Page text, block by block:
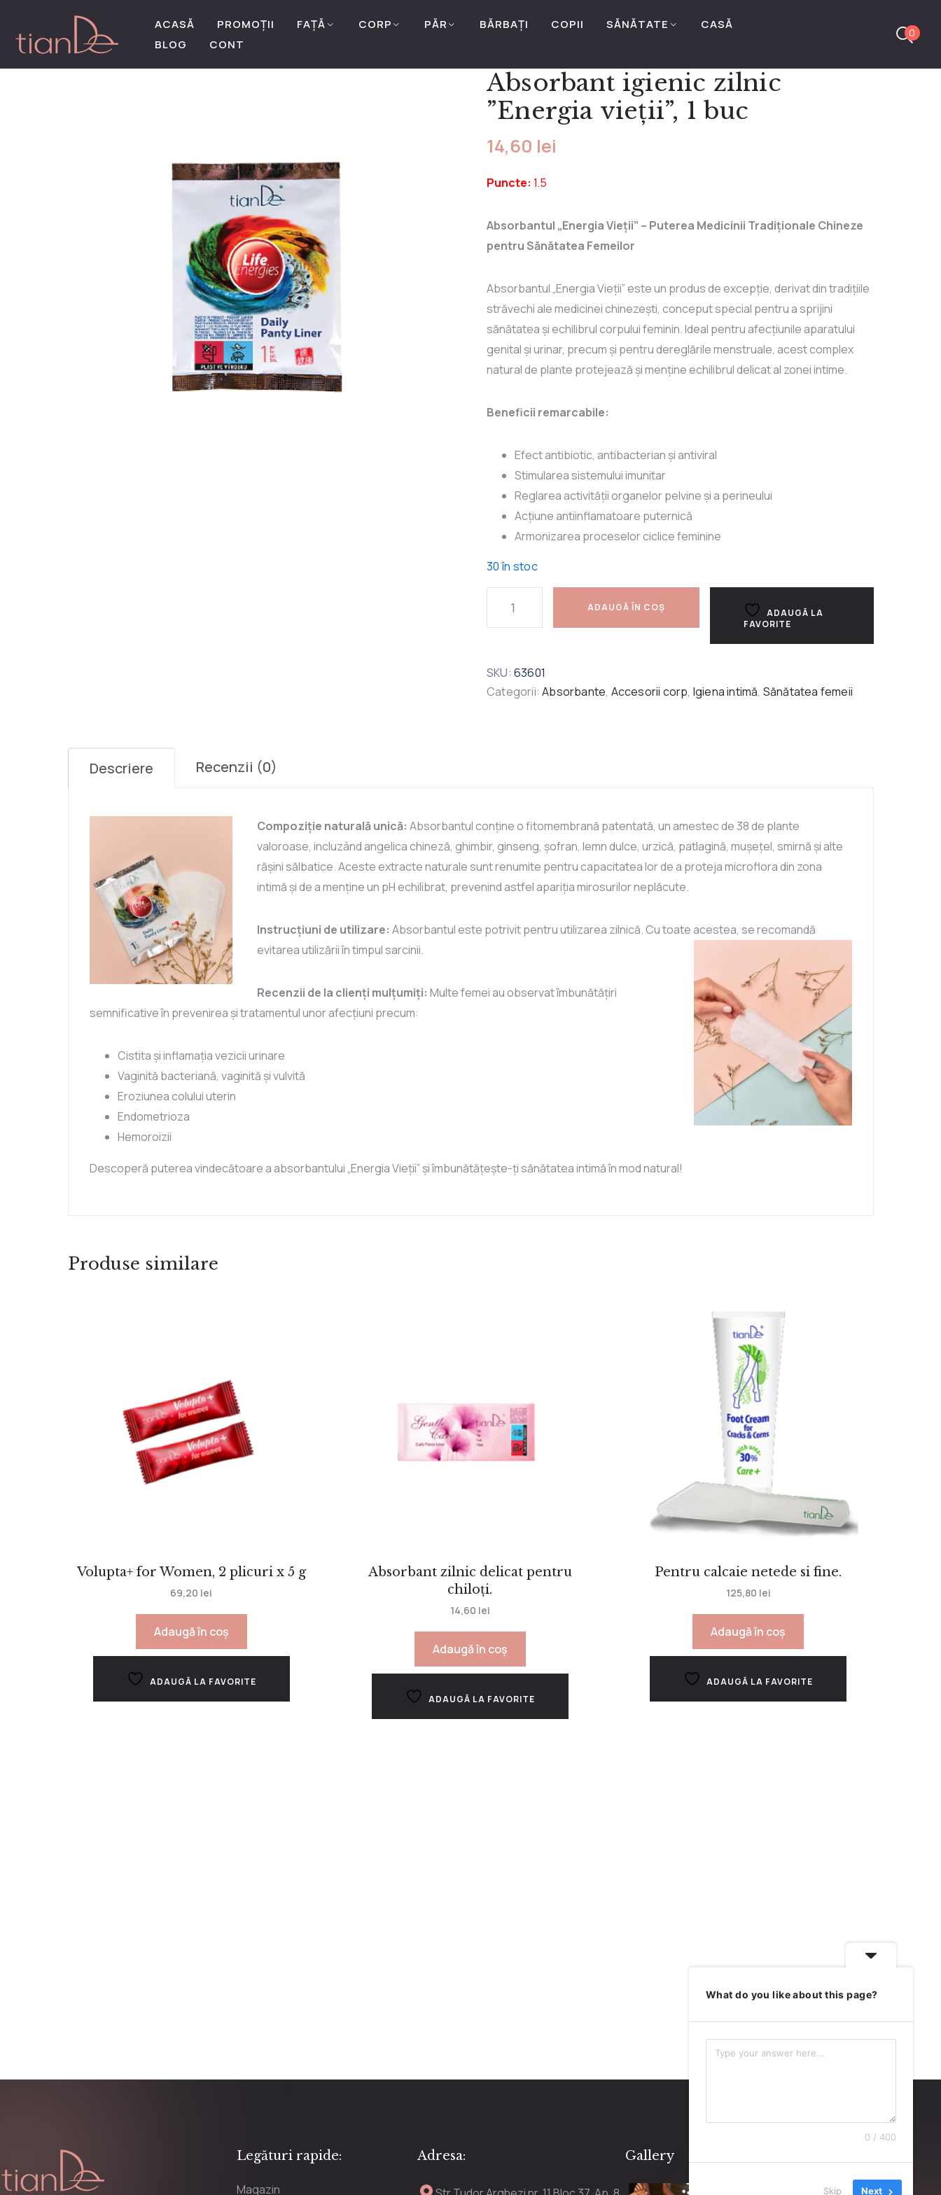
ACASĂ PROMOȚII FAȚĂ CORP PĂR BĂRBAȚI COPII SĂNĂTATE
CASĂ
BLOG
CONT
0
Absorbant igienic zilnic
”Energia vieții”, 1 buc
14,60 lei
Puncte: 1.5
Absorbantul „Energia Vieții” – Puterea Medicinii Tradiționale Chineze
pentru Sănătatea Femeilor
Absorbantul „Energia Vieții” este un produs de excepție, derivat din tradițiile
străvechi ale medicinei chinezești, conceput special pentru a sprijini
sănătatea și echilibrul corpului feminin. Ideal pentru afecțiunile aparatului
genital și urinar, precum și pentru dereglările menstruale, acest complex
natural de plante protejează și menține echilibrul delicat al zonei intime.
Beneficii remarcabile:
Efect antibiotic, antibacterian și antiviral
Stimularea sistemului imunitar
Reglarea activității organelor pelvine și a perineului
Acțiune antiinflamatoare puternică
Armonizarea proceselor ciclice feminine
30 în stoc
ADAUGĂ ÎN COȘ
ADAUGĂ LA
FAVORITE
SKU:63601
Categorii:Absorbante, Accesorii corp, Igiena intimă, Sănătatea femeii
Descriere Recenzii (0)
Compoziție naturală unică: Absorbantul conține o fitomembrană patentată, un amestec de 38 de plante
valoroase, incluzând angelica chineză, ghimbir, ginseng, șofran, lemn dulce, urzică, patlagină, mușețel, smirnă și alte
rășini sălbatice. Aceste extracte naturale sunt renumite pentru capacitatea lor de a proteja microflora din zona
intimă și de a menține un pH echilibrat, prevenind astfel apariția mirosurilor neplăcute.
Instrucțiuni de utilizare: Absorbantul este potrivit pentru utilizarea zilnică. Cu toate acestea, se recomandă
evitarea utilizării în timpul sarcinii.
Recenzii de la clienți mulțumiți: Multe femei au observat îmbunătățiri
semnificative în prevenirea și tratamentul unor afecțiuni precum:
Cistita și inflamația vezicii urinare
Vaginită bacteriană, vaginită și vulvită
Eroziunea colului uterin
Endometrioza
Hemoroizii
Descoperă puterea vindecătoare a absorbantului „Energia Vieții” și îmbunătățește-ți sănătatea intimă în mod natural!
Produse similare
Volupta+ for Women, 2 plicuri x 5 g
69,20 lei
Adaugă în coș
ADAUGĂ LA FAVORITE
Absorbant zilnic delicat pentru
chiloți.
14,60 lei
Adaugă în coș
ADAUGĂ LA FAVORITE
Pentru calcaie netede si fine.
125,80 lei
Adaugă în coș
ADAUGĂ LA FAVORITE
Legături rapide:
Magazin
Adresa: Gallery
What do you like about this page?
0 / 400
Skip Next